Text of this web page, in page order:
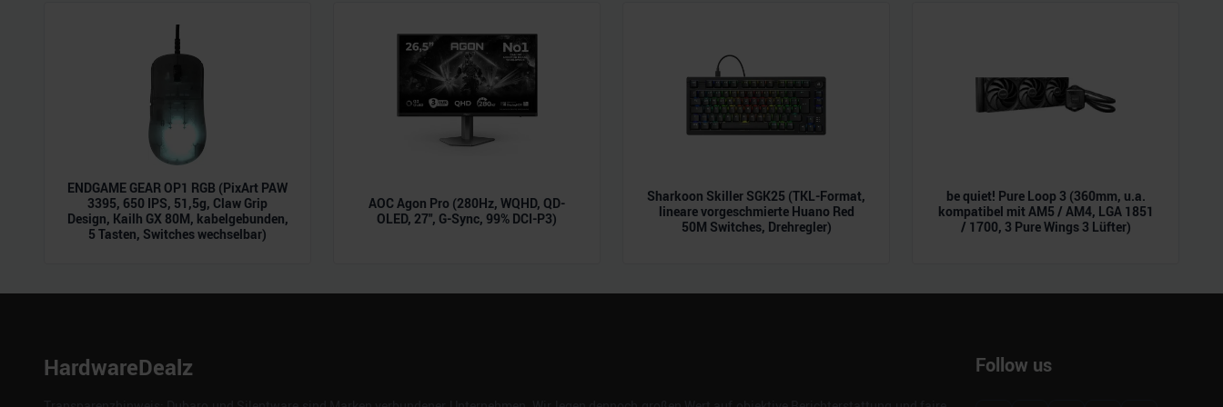
ENDGAME GEAR OP1 RGB (PixArt PAW
3395, 650 IPS, 51,5g, Claw Grip
Design, Kailh GX 80M, kabelgebunden,
5 Tasten, Switches wechselbar)
AOC Agon Pro (280Hz, WQHD, QD-
OLED, 27", G-Sync, 99% DCI-P3)
Sharkoon Skiller SGK25 (TKL-Format,
lineare vorgeschmierte Huano Red
50M Switches, Drehregler)
be quiet! Pure Loop 3 (360mm, u.a.
kompatibel mit AM5 / AM4, LGA 1851
/ 1700, 3 Pure Wings 3 Lüfter)
HardwareDealz Follow us